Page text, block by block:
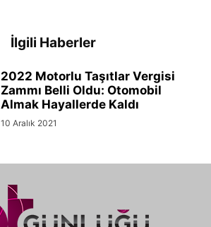
İlgili Haberler
2022 Motorlu Taşıtlar Vergisi
Zammı Belli Oldu: Otomobil
Almak Hayallerde Kaldı
10 Aralık 2021